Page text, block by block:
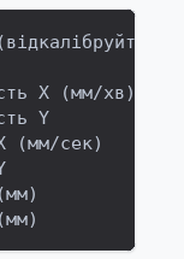
X (мм/хв)
Y
(мм/сек)